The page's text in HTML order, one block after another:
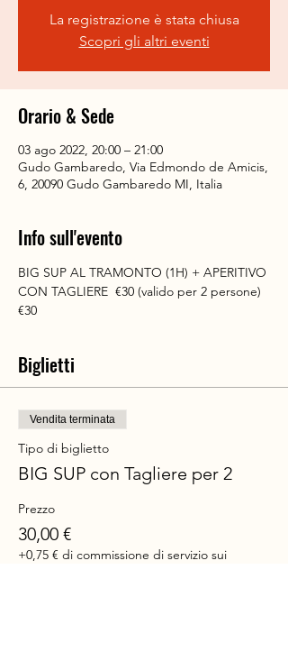
La registrazione è stata chiusa
Scopri gli altri eventi
Orario & Sede
03 ago 2022, 20:00 – 21:00
Gudo Gambaredo, Via Edmondo de Amicis,
6, 20090 Gudo Gambaredo MI, Italia
Info sull'evento
BIG SUP AL TRAMONTO (1H) + APERITIVO
CON TAGLIERE  €30 (valido per 2 persone)
€30
Biglietti
Vendita terminata
Tipo di biglietto
BIG SUP con Tagliere per 2
Prezzo
30,00 €
+0,75 € di commissione di servizio sui